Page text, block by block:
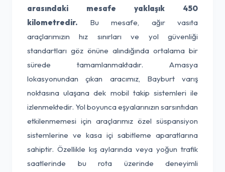
arasındaki mesafe yaklaşık 450
kilometredir. Bu mesafe, ağır vasıta
araçlarımızın hız sınırları ve yol güvenliği
standartları göz önüne alındığında ortalama bir
sürede tamamlanmaktadır. Amasya
lokasyonundan çıkan aracımız, Bayburt varış
noktasına ulaşana dek mobil takip sistemleri ile
izlenmektedir. Yol boyunca eşyalarınızın sarsıntıdan
etkilenmemesi için araçlarımız özel süspansiyon
sistemlerine ve kasa içi sabitleme aparatlarına
sahiptir. Özellikle kış aylarında veya yoğun trafik
saatlerinde bu rota üzerinde deneyimli